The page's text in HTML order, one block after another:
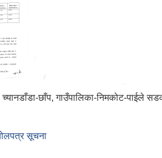
च्यानडाँडा-छाँप, गाउँपालिका-निमकोट-पाईले
सूचना